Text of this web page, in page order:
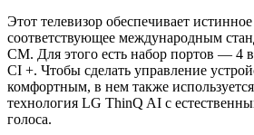
Этот телевизор обеспечивает
соответствующее международным
CM. Для этого есть набор портов — 4
CI +. Чтобы сделать управление
комфортным, в нем также
технология LG ThinQ AI с
голоса.